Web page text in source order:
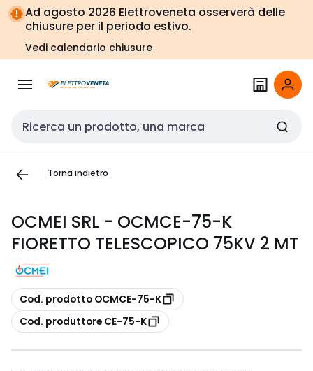
Vai alla
navigazione
Vai
alla
pagina
Ad agosto 2026 Elettroveneta osserverà delle
chiusure per il periodo estivo.
Vedi calendario chiusure
Cerca input
Torna indietro
OCMEI SRL - OCMCE-75-K
FIORETTO TELESCOPICO 75KV 2 MT
copia
Cod. prodotto OCMCE-75-K
copia
Cod. produttore CE-75-K